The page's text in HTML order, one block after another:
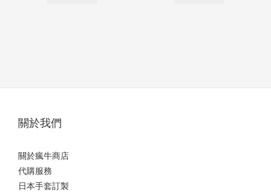
關於我們
關於瘋牛商店
代購服務
日本手套訂製